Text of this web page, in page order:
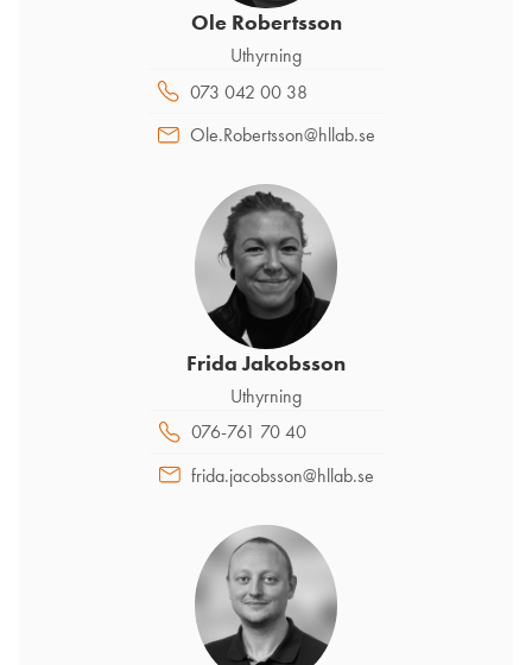
Ole Robertsson
Uthyrning
073 042 00 38
Ole.Robertsson@hllab.se
Frida Jakobsson
Uthyrning
076-761 70 40
frida.jacobsson@hllab.se